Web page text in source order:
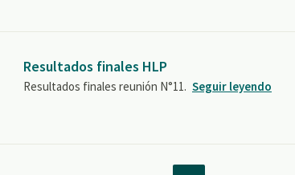
Resultados finales HLP
Resultados finales reunión N°11. Seguir leyendo